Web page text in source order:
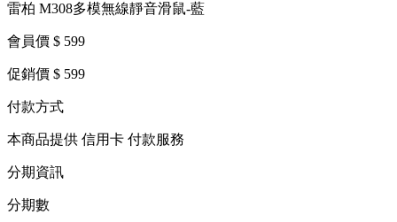
雷柏 M308多模無線靜音滑鼠-藍
會員價 $ 599
促銷價 $ 599
付款方式
本商品提供 信用卡 付款服務
分期資訊
分期數